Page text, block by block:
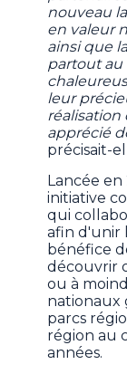
nouveau
en valeur
ainsi que
partout au
leur
réalisation
apprécié
précisait-
Lancée
initiative
qui
afin d'unir
bénéfice
découvrir
ou à
nationaux
parcs
région au
années.